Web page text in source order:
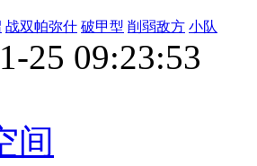
战双帕弥什 破甲型 削弱敌方 小队
25 09:23:53
间